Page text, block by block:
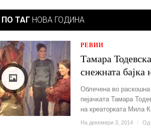
ТАГ НОВА ГОДИНА
РЕВИИ
Тамара
снежната
Облечена во раскошна
пејачката Тамара
на креаторката Мила
На декември 3, 2014 / Од